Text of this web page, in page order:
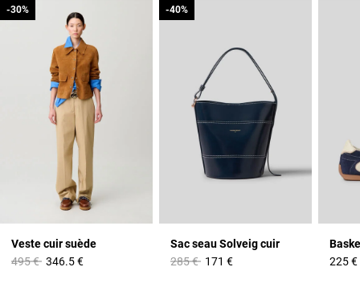
Veste cuir suède
Prix réduit à partir de
495 €à
-30%
346.5 €
-30%
Sac seau Solveig cuir
Prix réduit à partir de
285 €à
-40%
171 €
-40%
225 €